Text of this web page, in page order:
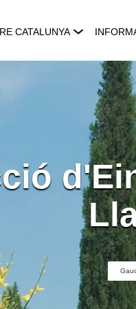
CATALUNYA